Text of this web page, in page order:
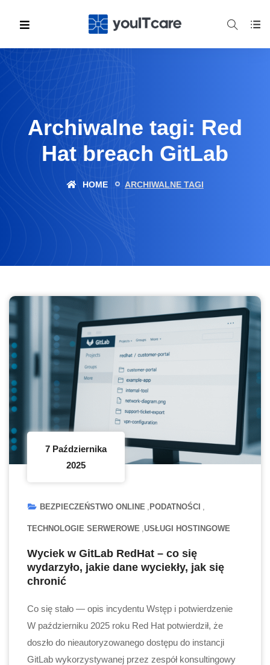
Archiwalne tagi: Red
Hat breach GitLab
HOME ARCHIWALNE TAGI
7 Października
2025
BEZPIECZEŃSTWO ONLINE PODATNOŚCI
TECHNOLOGIE SERWEROWE USŁUGI HOSTINGOWE
Wyciek w GitLab RedHat – co się
wydarzyło, jakie dane wyciekły, jak się
chronić
Co się stało — opis incydentu Wstęp i potwierdzenie
W październiku 2025 roku Red Hat potwierdził, że
doszło do nieautoryzowanego dostępu do instancji
GitLab wykorzystywanej przez zespół konsultingowy